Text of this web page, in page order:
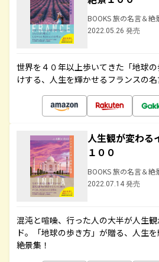
BOOKS 旅の名言＆絶
2022.05.26 発売
世界を４０年以上歩いてきた「地球
けする、人生を輝かせるフランスの
人生観が変わる
１００
BOOKS 旅の名言＆絶
2022.07.14 発売
混沌と喧噪、行った人の大半が人生
ド。「地球の歩き方」が贈る、人生
絶景集！